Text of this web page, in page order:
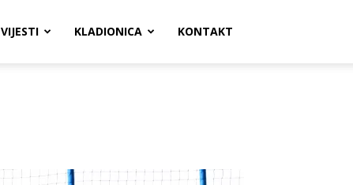
VIJESTI KLADIONICA KONTAKT